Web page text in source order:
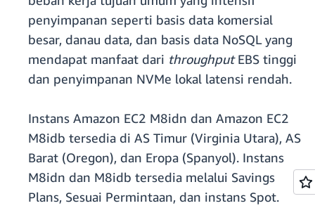
penyimpanan seperti basis data komersial
besar, danau data, dan basis data NoSQL yang
mendapat manfaat dari throughputEBS tinggi
dan penyimpanan NVMe lokal latensi rendah.
Instans Amazon EC2 M8idn dan Amazon EC2
M8idb tersedia di AS Timur (Virginia Utara), AS
Barat (Oregon), dan Eropa (Spanyol). Instans
M8idn dan M8idb tersedia melalui Savings
Plans, Sesuai Permintaan, dan instans Spot.